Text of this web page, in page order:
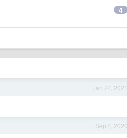
4
Jan 24, 2021
Sep 4, 2020